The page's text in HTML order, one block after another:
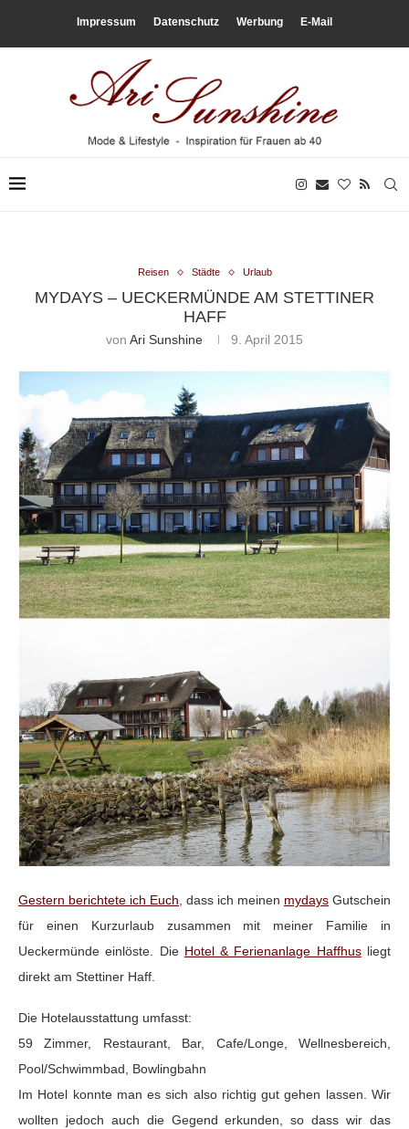
Impressum Datenschutz Werbung E-Mail
Reisen Städte Urlaub
MYDAYS – UECKERMÜNDE AM STETTINER
HAFF
von Ari Sunshine 9. April 2015
Gestern berichtete ich Euch, dass ich meinen mydays Gutschein
für einen Kurzurlaub zusammen mit meiner Familie in
Ueckermünde einlöste. Die Hotel & Ferienanlage Haffhusliegt
direkt am Stettiner Haff.
Die Hotelausstattung umfasst:
59 Zimmer, Restaurant, Bar, Cafe/Longe, Wellnesbereich,
Pool/Schwimmbad, Bowlingbahn
Im Hotel konnte man es sich also richtig gut gehen lassen. Wir
wollten jedoch auch die Gegend erkunden, so dass wir das